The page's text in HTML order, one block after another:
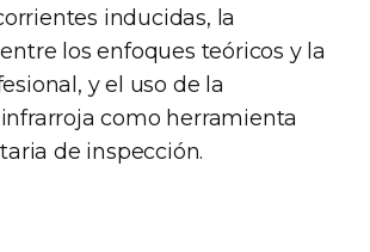
inducidas, la
los enfoques teóricos y la
y el uso de la
como herramienta
de inspección.